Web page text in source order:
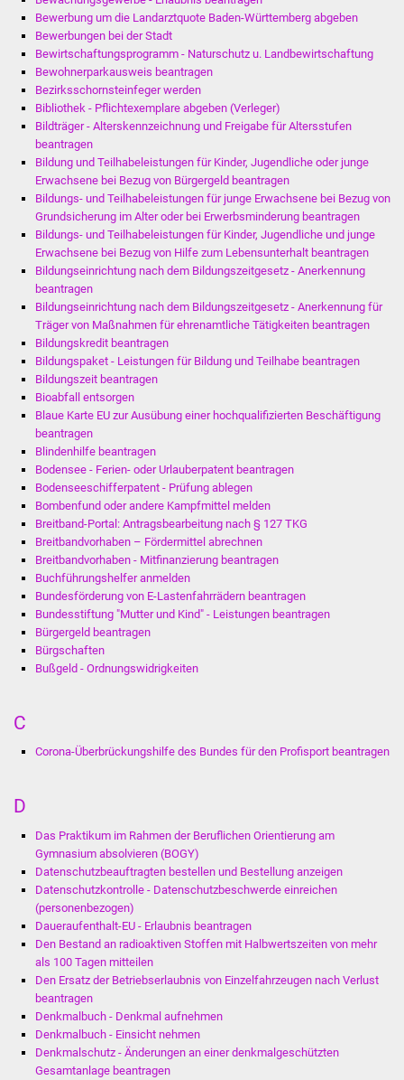
Bewerbung um die Landarztquote Baden-Württemberg abgeben
Bewerbungen bei der Stadt
Bewirtschaftungsprogramm - Naturschutz u. Landbewirtschaftung
Bewohnerparkausweis beantragen
Bezirksschornsteinfeger werden
Bibliothek - Pflichtexemplare abgeben (Verleger)
Bildträger - Alterskennzeichnung und Freigabe für Altersstufen
beantragen
Bildung und Teilhabeleistungen für Kinder, Jugendliche oder junge
Erwachsene bei Bezug von Bürgergeld beantragen
Bildungs- und Teilhabeleistungen für junge Erwachsene bei Bezug von
Grundsicherung im Alter oder bei Erwerbsminderung beantragen
Bildungs- und Teilhabeleistungen für Kinder, Jugendliche und junge
Erwachsene bei Bezug von Hilfe zum Lebensunterhalt beantragen
Bildungseinrichtung nach dem Bildungszeitgesetz - Anerkennung
beantragen
Bildungseinrichtung nach dem Bildungszeitgesetz - Anerkennung für
Träger von Maßnahmen für ehrenamtliche Tätigkeiten beantragen
Bildungskredit beantragen
Bildungspaket - Leistungen für Bildung und Teilhabe beantragen
Bildungszeit beantragen
Bioabfall entsorgen
Blaue Karte EU zur Ausübung einer hochqualifizierten Beschäftigung
beantragen
Blindenhilfe beantragen
Bodensee - Ferien- oder Urlauberpatent beantragen
Bodenseeschifferpatent - Prüfung ablegen
Bombenfund oder andere Kampfmittel melden
Breitband-Portal: Antragsbearbeitung nach § 127 TKG
Breitbandvorhaben – Fördermittel abrechnen
Breitbandvorhaben - Mitfinanzierung beantragen
Buchführungshelfer anmelden
Bundesförderung von E-Lastenfahrrädern beantragen
Bundesstiftung "Mutter und Kind" - Leistungen beantragen
Bürgergeld beantragen
Bürgschaften
Bußgeld - Ordnungswidrigkeiten
C
Corona-Überbrückungshilfe des Bundes für den Profisport beantragen
D
Das Praktikum im Rahmen der Beruflichen Orientierung am
Gymnasium absolvieren (BOGY)
Datenschutzbeauftragten bestellen und Bestellung anzeigen
Datenschutzkontrolle - Datenschutzbeschwerde einreichen
(personenbezogen)
Daueraufenthalt-EU - Erlaubnis beantragen
Den Bestand an radioaktiven Stoffen mit Halbwertszeiten von mehr
als 100 Tagen mitteilen
Den Ersatz der Betriebserlaubnis von Einzelfahrzeugen nach Verlust
beantragen
Denkmalbuch - Denkmal aufnehmen
Denkmalbuch - Einsicht nehmen
Denkmalschutz - Änderungen an einer denkmalgeschützten
Gesamtanlage beantragen